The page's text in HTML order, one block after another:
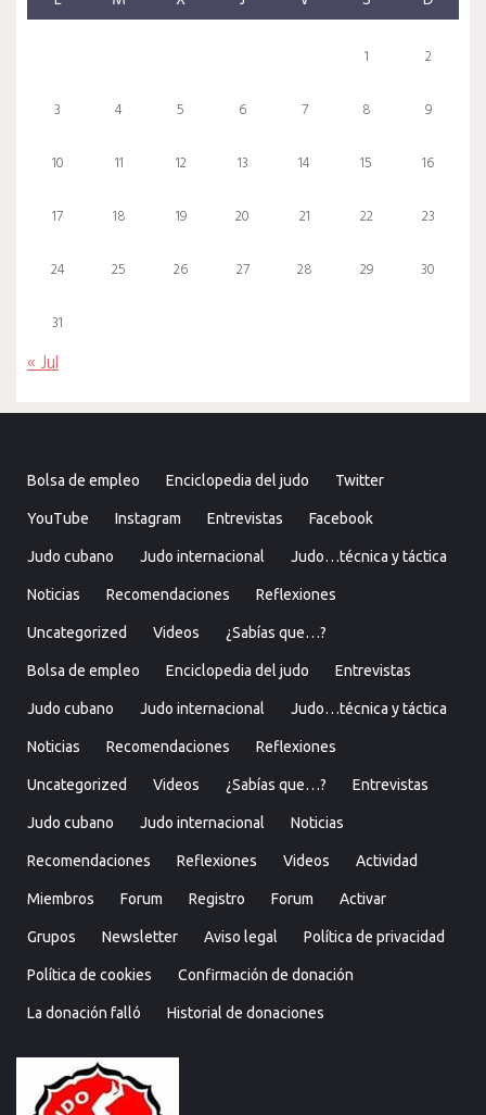
1 2
3 4 5 6 7 8 9
10 11 12 13 14 15 16
17 18 19 20 21 22 23
24 25 26 27 28 29 30
31
« Jul
Bolsa de empleo Enciclopedia del judo Twitter
YouTube Instagram Entrevistas Facebook
Judo cubano Judo internacional Judo…técnica y táctica
Noticias Recomendaciones Reflexiones
Uncategorized Videos ¿Sabías que…?
Bolsa de empleo Enciclopedia del judo Entrevistas
Judo cubano Judo internacional Judo…técnica y táctica
Noticias Recomendaciones Reflexiones
Uncategorized Videos ¿Sabías que…? Entrevistas
Judo cubano Judo internacional Noticias
Recomendaciones Reflexiones Videos Actividad
Miembros Forum Registro Forum Activar
Grupos Newsletter Aviso legal Política de privacidad
Política de cookies Confirmación de donación
La donación falló Historial de donaciones